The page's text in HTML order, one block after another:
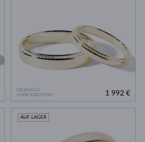
GELBGOLD
OHNE EDELSTEIN
1 992 €
AUF LAGER